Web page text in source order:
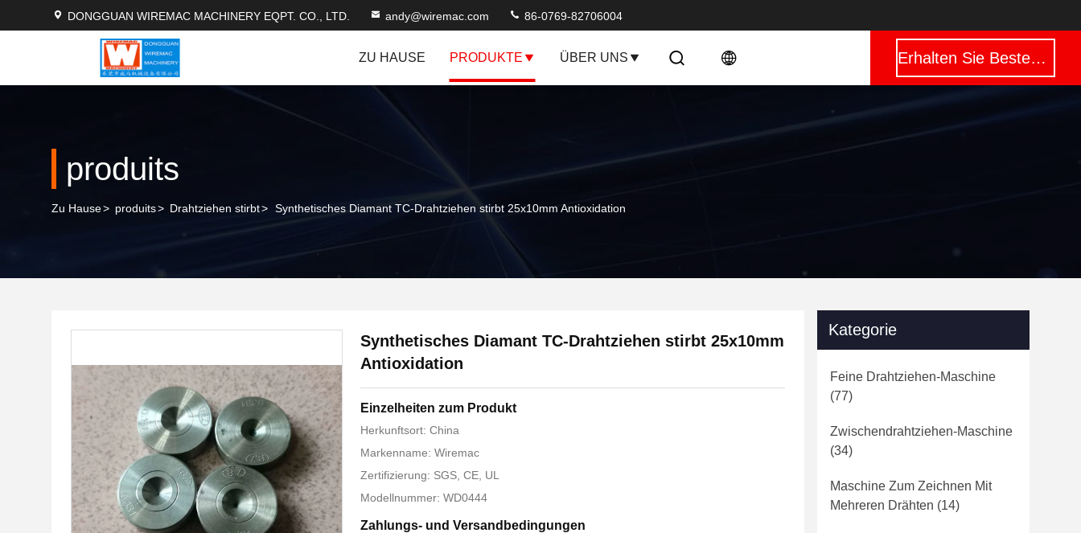
DONGGUAN WIREMAC MACHINERY EQPT. CO., LTD. andy@wiremac.com 86-0769-82706004
ZU HAUSE PRODUKTE ÜBER UNS Erhalten Sie Besten Preis
produits
Zu Hause> produits> Drahtziehen stirbt> Synthetisches Diamant TC-Drahtziehen stirbt 25x10mm Antioxidation
Synthetisches Diamant TC-Drahtziehen stirbt 25x10mm
Antioxidation
Einzelheiten zum Produkt
Herkunftsort: China
Markenname: Wiremac
Zertifizierung: SGS, CE, UL
Modellnummer: WD0444
Zahlungs- und Versandbedingungen
Kategorie
Feine Drahtziehen-Maschine
(77)
Zwischendrahtziehen-Maschine
(34)
Maschine Zum Zeichnen Mit
Mehreren Drähten (14)